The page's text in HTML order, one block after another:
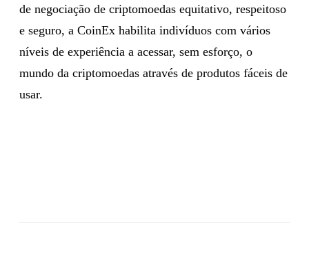
de negociação de criptomoedas equitativo, respeitoso
e seguro, a CoinEx habilita indivíduos com vários
níveis de experiência a acessar, sem esforço, o
mundo da criptomoedas através de produtos fáceis de
usar.